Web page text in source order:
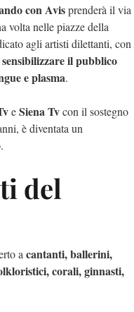
con Avisprenderà il via
volta nelle piazze della
agli artisti dilettanti, con
il pubblico
e plasma.
eSiena Tvcon il sostegno
è diventata un
del
a cantanti, ballerini,
corali, ginnasti,